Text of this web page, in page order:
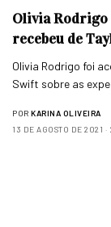
Olivia Rodrigo
recebeu de
Olivia Rodrigo foi
Swift sobre as
POR KARINA OLIVEIRA
13 DE AGOSTO DE 2021